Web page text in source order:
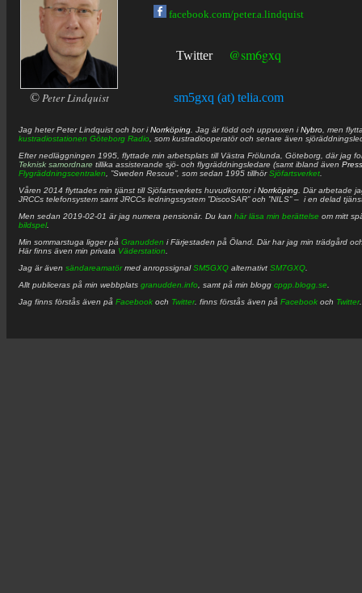
© Peter Lindquist
facebook.com/peter.a.lindquist
Twitter @sm6gxq
sm5gxq (at) telia.com
Jag heterPeter Lindquist och bor iNorrköping . Jag är född och uppvuxen iNybro , men
kustradiostationen Göteborg Radio , som kustradiooperatör och senare även
Efter nedläggningen 1995, flyttade min arbetsplats till Västra Frölunda, Göteborg, där jag
Teknisk samordnare tillika assisterande sjö- och flygräddningsledare (samt ibland även
Flygräddningscentralen , ”Sweden Rescue”, som sedan 1995 tillhörSjöfartsverket
Våren 2014 flyttades min tjänst till Sjöfartsverkets huvudkontor iNorrköping . Där arbetade
JRCCs telefonsystem samt JRCCs ledningssystem ”DiscoSAR” och ”NILS” – i en delad
Men sedan 2019-02-01 är jag numera pensionär. Du kan här läsa min berättelse om mitt
bildspel.
Min sommarstuga ligger på Granudden i Färjestaden på Öland. Där har jag min trädgård
Här finns även min privata Väderstation
Jag är även sändareamatörmed anropssignalSM5GXQ alternativt SM7GXQ
Allt publiceras på min webbplats granudden.info , samt på min blogg cpgp.blogg.se
Jag finns förstås även på Facebook och Twitter. finns förstås även på Facebook och Twitter.